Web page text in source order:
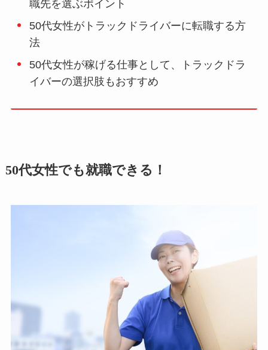
職先を選ぶポイント
50代女性がトラックドライバーに転職する方
法
50代女性が稼げる仕事として、トラックドラ
イバーの選択肢もおすすめ
50代女性でも就職できる！